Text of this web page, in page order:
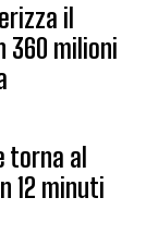
il
360 milioni
torna al
12 minuti